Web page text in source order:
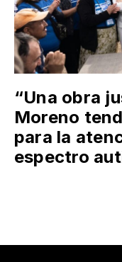
“Una obra
Moreno
para la
espectro